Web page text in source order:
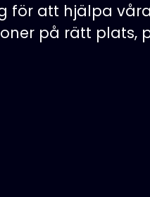
för att hjälpa
på rätt plats,